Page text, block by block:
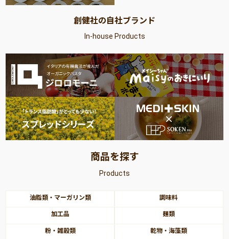
創健社の自社ブランド
In-house Products
商品を探す
Products
油脂類・マーガリン類 調味料
加工品 麺類
粉・雑穀類 乾物・海藻類